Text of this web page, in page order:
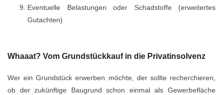
Eventuelle Belastungen oder Schadstoffe (erweitertes
Gutachten)
Whaaat? Vom Grundstückkauf in die Privatinsolvenz
Wer ein Grundstück erwerben möchte, der sollte recherchieren,
ob der zukünftige Baugrund schon einmal als Gewerbefläche